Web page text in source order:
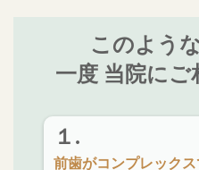
このよう
一度 当院にご
１.
前歯がコンプレック